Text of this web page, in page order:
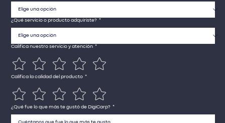
¿Qué servicio o producto adquiriste? *
Califica nuestro servicio y atención *
Califica la calidad del producto *
¿Qué fue lo que más te gustó de DigiCarp? *